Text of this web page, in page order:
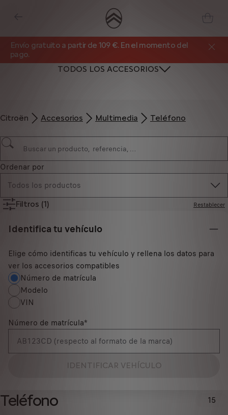
Envío gratuito a partir de 109 €. En el momento del
pago.
TODOS LOS ACCESORIOS
Citroën Accesorios Multimedia Teléfono
Ordenar por
Todos los productos
Filtros (1) Restablecer
Identifica tu vehículo
Elige cómo identificas tu vehículo y rellena los datos para
ver los accesorios compatibles
Número de matrícula
Modelo
VIN
Número de matrícula*
IDENTIFICAR VEHÍCULO
Teléfono 15